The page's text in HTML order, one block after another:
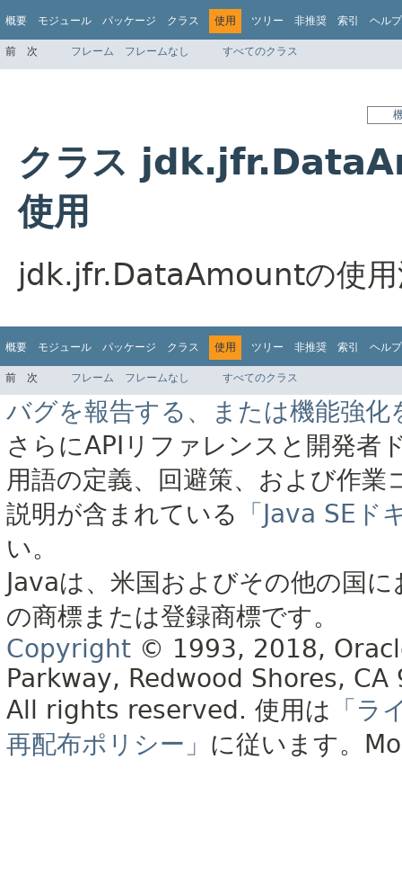
概要 モジュール パッケージ クラス 使用 ツリー 非推奨 索引 ヘルプ
前 次 フレーム フレームなし すべてのクラス
クラス
使用
jdk.jfr.DataAmountの使用
概要 モジュール パッケージ クラス 使用 ツリー 非推奨 索引 ヘルプ
前 次 フレーム フレームなし すべてのクラス
バグを報告する、または機能強化
さらにAPIリファレンスと開発者
用語の定義、回避策、および作
説明が含まれている
「Java SE
い。
Javaは、米国およびその他の国
の商標または登録商標です。
Copyright © 1993, 2018,
Parkway, Redwood Shores, CA
All rights reserved. 使用は 「ラ
再配布ポリシー」 に従います。